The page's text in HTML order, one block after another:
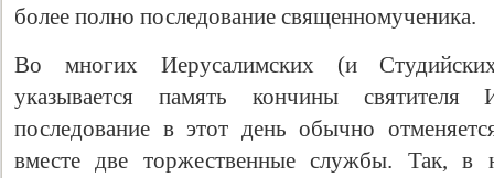
более полно последование священномученика.
Во многих Иерусалимских (и
указывается память кончины
последование в этот день обычно
вместе две торжественные службы. Так, в